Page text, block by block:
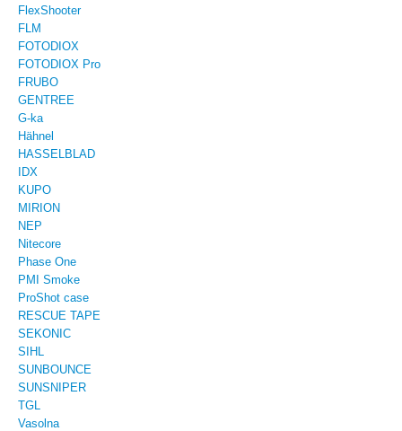
FlexShooter
FLM
FOTODIOX
FOTODIOX Pro
FRUBO
GENTREE
G-ka
Hähnel
HASSELBLAD
IDX
KUPO
MIRION
NEP
Nitecore
Phase One
PMI Smoke
ProShot case
RESCUE TAPE
SEKONIC
SIHL
SUNBOUNCE
SUNSNIPER
TGL
Vasolna